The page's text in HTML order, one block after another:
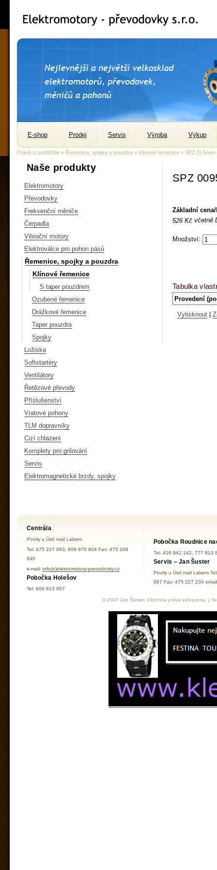
E-shop Prodej Servis Výroba Výkup
Právě si prohlížíte » Řemenice, spojky a pouzdra » Klínové řemenice » SPZ
Naše produkty
Elektromotory
Převodovky
Frekvenční měniče
Čerpadla
Vibrační motory
Elektroválce pro pohon pásů
Řemenice, spojky a pouzdra
Klínové řemenice
S taper pouzdrem
Ozubené řemenice
Drážkové řemenice
Taper pouzdra
Spojky
Ložiska
Softstartéry
Ventilátory
Řetězové převody
Příslušenství
Vratové pohony
TLM dopravníky
Cizí chlazení
Komplety pro grilování
Servis
Elektromagnetické brzdy, spojky
SPZ
Základní
526 Kč včetně
Množství:
Tabulka
Provedení
Vytisknout
Centrála
Povrly u Ústí nad Labem
Tel: 475 227 083, 608 970 904 Fax: 475 208
640
e-mail: info(e)elektromotory-prevodovky.cz
Pobočka Holešov
Tel: 608 813 857
Pobočka Roudnice
Tel: 416 841 142, 777 813
Servis – Jan Šuster
Povrly u Ústí nad Labem
867 Fax: 475 227 234
© 2007 Jan Šuster, Všechna práva vyhrazena. |